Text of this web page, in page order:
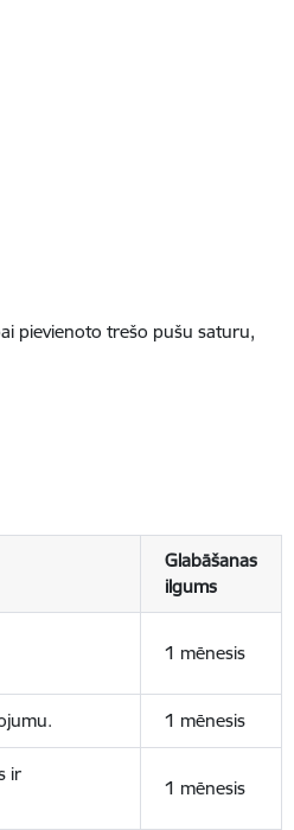
pievienoto trešo pušu saturu,
Glabāšanas
ilgums
1 mēnesis
1 mēnesis
ir
1 mēnesis